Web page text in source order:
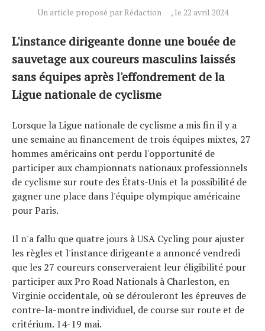
Un article proposé par Rédaction , le 22 avril 2024
L'instance dirigeante donne une bouée de
sauvetage aux coureurs masculins laissés
sans équipes après l'effondrement de la
Ligue nationale de cyclisme
Lorsque la Ligue nationale de cyclisme a mis fin il y a
une semaine au financement de trois équipes mixtes, 27
hommes américains ont perdu l'opportunité de
participer aux championnats nationaux professionnels
de cyclisme sur route des États-Unis et la possibilité de
gagner une place dans l'équipe olympique américaine
pour Paris.
Il n'a fallu que quatre jours à USA Cycling pour ajuster
les règles et l'instance dirigeante a annoncé vendredi
que les 27 coureurs conserveraient leur éligibilité pour
participer aux Pro Road Nationals à Charleston, en
Virginie occidentale, où se dérouleront les épreuves de
contre-la-montre individuel, de course sur route et de
critérium. 14-19 mai.
Actualités
Tests de produits
Conseils
Tendances
Tous nos articles